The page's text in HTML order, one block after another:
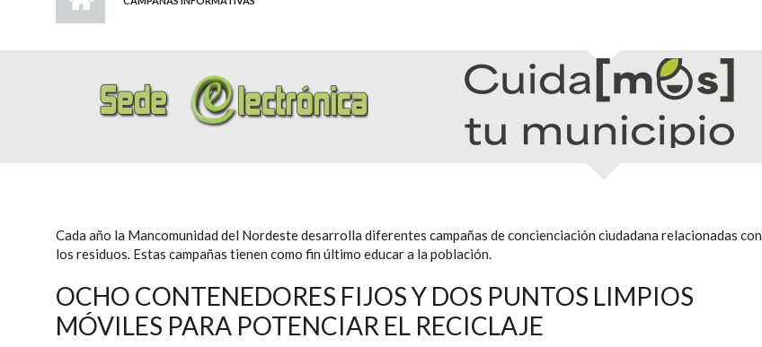
Cada año la Mancomunidad del Nordeste desarrolla diferentes campañas de concienciación ciudadana relacionadas con
los residuos. Estas campañas tienen como fin último educar a la población.
OCHO CONTENEDORES FIJOS Y DOS PUNTOS LIMPIOS
MÓVILES PARA POTENCIAR EL RECICLAJE